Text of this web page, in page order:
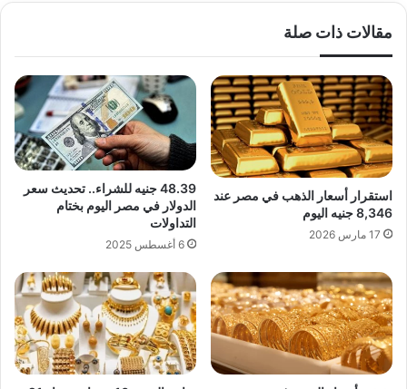
مقالات ذات صلة
استقرار أسعار الذهب في مصر عند
8,346 جنيه اليوم
17 مارس 2026
48.39 جنيه للشراء.. تحديث سعر
الدولار في مصر اليوم بختام
التداولات
6 أغسطس 2025